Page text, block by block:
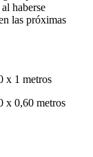
haberse
las próximas
x 1 metros
x 0,60 metros